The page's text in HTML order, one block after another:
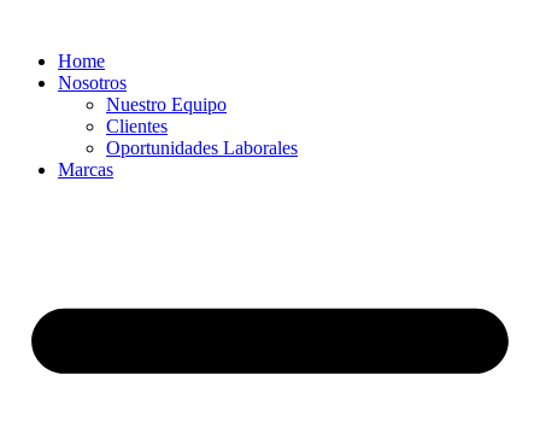
contenidoHome
Nosotros
Nuestro Equipo
Clientes
Oportunidades Laborales
Marcas